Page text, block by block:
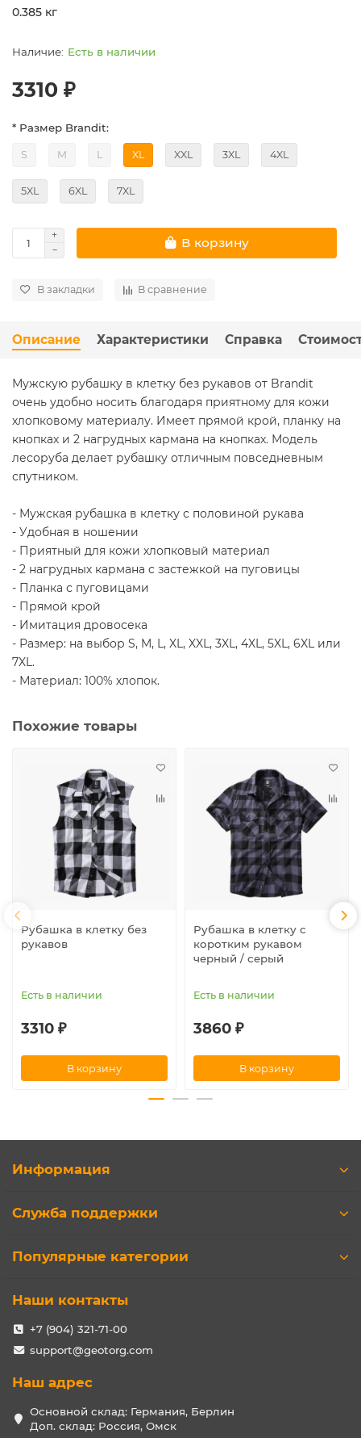
0.385 кг
Есть в наличии
3310 ₽
* Размер Brandit:
S M L XL XXL 3XL 4XL
5XL 6XL 7XL
В корзину
В закладки В сравнение
Описание Характеристики Справка
Мужскую рубашку в клетку без рукавов от Brandit
очень удобно носить благодаря приятному для кожи
хлопковому материалу. Имеет прямой крой, планку на
кнопках и 2 нагрудных кармана на кнопках. Модель
лесоруба делает рубашку отличным повседневным
спутником.
- Мужская рубашка в клетку с половиной рукава
- Удобная в ношении
- Приятный для кожи хлопковый материал
- 2 нагрудных кармана с застежкой на пуговицы
- Планка с пуговицами
- Прямой крой
- Имитация дровосека
- Размер: на выбор S, M, L, XL, XXL, 3XL, 4XL, 5XL, 6XL или
7XL.
- Материал: 100% хлопок.
Похожие товары
Рубашка в клетку без
рукавов
Есть в наличии
3310 ₽
В корзину
Рубашка в клетку с
коротким рукавом
черный / серый
Есть в наличии
3860 ₽
В корзину
Информация
Служба поддержки
Популярные категории
Наши контакты
+7 (904) 321-71-00
support@geotorg.com
Наш адрес
Основной склад: Германия, Берлин
Доп. склад: Россия, Омск